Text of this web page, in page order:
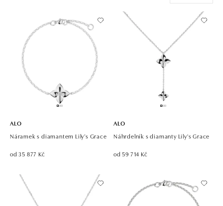
ALO
Náramek s diamantem Lily’s Grace
od 35 877 Kč
ALO
Náhrdelník s diamanty Lily's Grace
od 59 714 Kč